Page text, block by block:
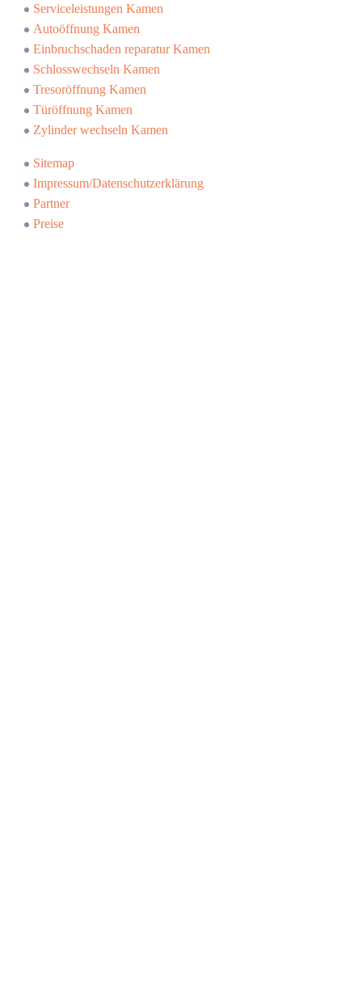
Serviceleistungen Kamen
Autoöffnung Kamen
Einbruchschaden reparatur Kamen
Schlosswechseln Kamen
Tresoröffnung Kamen
Türöffnung Kamen
Zylinder wechseln Kamen
Sitemap
Impressum/Datenschutzerklärung
Partner
Preise